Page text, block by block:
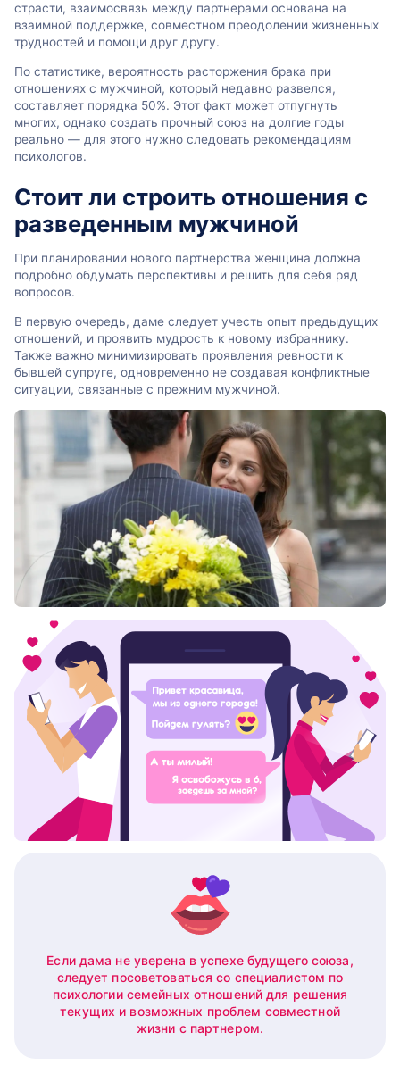
страсти, взаимосвязь между партнерами основана на
взаимной поддержке, совместном преодолении жизненных
трудностей и помощи друг другу.
По статистике, вероятность расторжения брака при
отношениях с мужчиной, который недавно развелся,
составляет порядка 50%. Этот факт может отпугнуть
многих, однако создать прочный союз на долгие годы
реально — для этого нужно следовать рекомендациям
психологов.
Стоит ли строить отношения с
разведенным мужчиной
При планировании нового партнерства женщина должна
подробно обдумать перспективы и решить для себя ряд
вопросов.
В первую очередь, даме следует учесть опыт предыдущих
отношений, и проявить мудрость к новому избраннику.
Также важно минимизировать проявления ревности к
бывшей супруге, одновременно не создавая конфликтные
ситуации, связанные с прежним мужчиной.
Если дама не уверена в успехе будущего союза,
следует посоветоваться со специалистом по
психологии семейных отношений для решения
текущих и возможных проблем совместной
жизни с партнером.